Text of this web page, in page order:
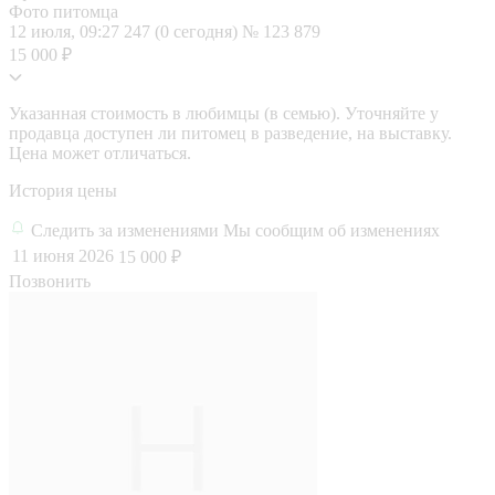
Фото питомца
12 июля, 09:27 247 (0 сегодня) № 123 879
15 000 ₽
Указанная стоимость в любимцы (в семью). Уточняйте у
продавца доступен ли питомец в разведение, на выставку.
Цена может отличаться.
История цены
Следить за изменениями Мы сообщим об изменениях
11 июня 2026 15 000 ₽
Позвонить